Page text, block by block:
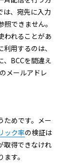
は、宛先に入力
できません。
われることがあ
用するのは、
、BCCを間違え
メールアドレ
ためです。メー
ック率の検証は
取得できなけれ
す。